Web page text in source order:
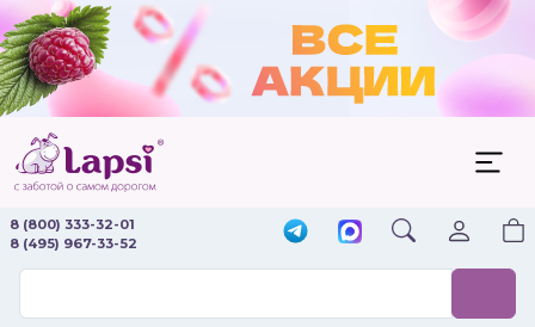
8 (800) 333-32-01
8 (495) 967-33-52